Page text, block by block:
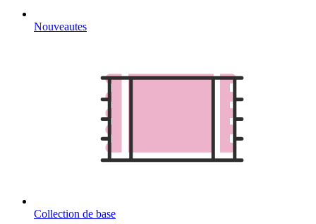
Nouveautes
Collection de base